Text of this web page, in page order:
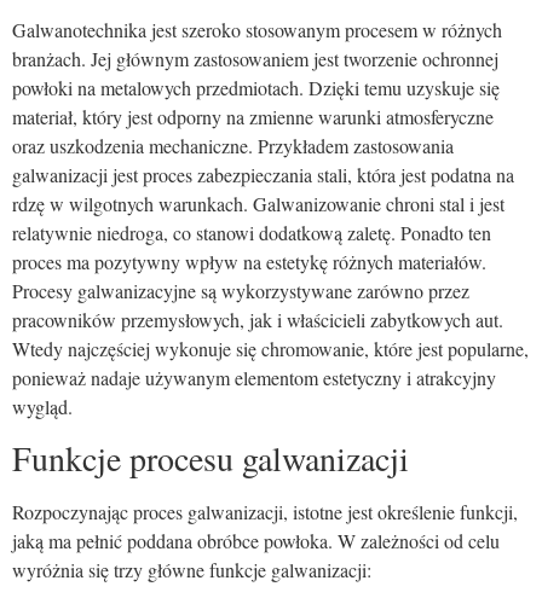
Galwanotechnika jest szeroko stosowanym procesem w różnych
branżach. Jej głównym zastosowaniem jest tworzenie ochronnej
powłoki na metalowych przedmiotach. Dzięki temu uzyskuje się
materiał, który jest odporny na zmienne warunki atmosferyczne
oraz uszkodzenia mechaniczne. Przykładem zastosowania
galwanizacji jest proces zabezpieczania stali, która jest podatna na
rdzę w wilgotnych warunkach. Galwanizowanie chroni stal i jest
relatywnie niedroga, co stanowi dodatkową zaletę. Ponadto ten
proces ma pozytywny wpływ na estetykę różnych materiałów.
Procesy galwanizacyjne są wykorzystywane zarówno przez
pracowników przemysłowych, jak i właścicieli zabytkowych aut.
Wtedy najczęściej wykonuje się chromowanie, które jest popularne,
ponieważ nadaje używanym elementom estetyczny i atrakcyjny
wygląd.
Funkcje procesu galwanizacji
Rozpoczynając proces galwanizacji, istotne jest określenie funkcji,
jaką ma pełnić poddana obróbce powłoka. W zależności od celu
wyróżnia się trzy główne funkcje galwanizacji: